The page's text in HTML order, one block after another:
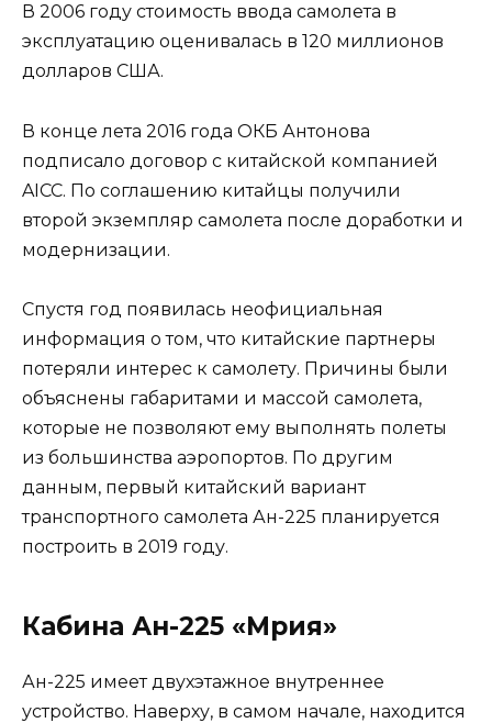
В 2006 году стоимость ввода самолета в
эксплуатацию оценивалась в 120 миллионов
долларов США.
В конце лета 2016 года ОКБ Антонова
подписало договор с китайской компанией
AICC. По соглашению китайцы получили
второй экземпляр самолета после доработки и
модернизации.
Спустя год появилась неофициальная
информация о том, что китайские партнеры
потеряли интерес к самолету. Причины были
объяснены габаритами и массой самолета,
которые не позволяют ему выполнять полеты
из большинства аэропортов. По другим
данным, первый китайский вариант
транспортного самолета Ан-225 планируется
построить в 2019 году.
Кабина Ан-225 «Мрия»
Ан-225 имеет двухэтажное внутреннее
устройство. Наверху, в самом начале, находится